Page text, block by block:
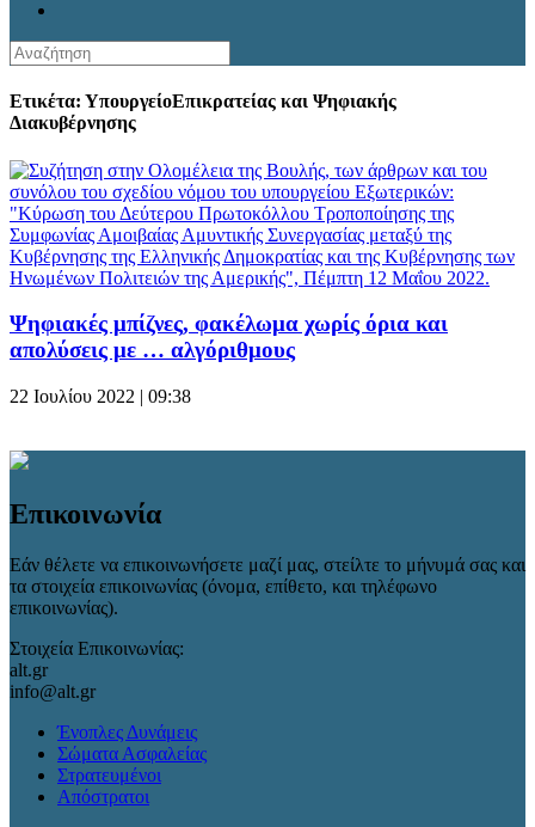
Ετικέτα: ΥπουργείοΕπικρατείας και Ψηφιακής
Διακυβέρνησης
Ψηφιακές μπίζνες, φακέλωμα χωρίς όρια και
απολύσεις με … αλγόριθμους
22 Ιουλίου 2022 | 09:38
Επικοινωνία
Εάν θέλετε να επικοινωνήσετε μαζί μας, στείλτε το μήνυμά σας και
τα στοιχεία επικοινωνίας (όνομα, επίθετο, και τηλέφωνο
επικοινωνίας).
Στοιχεία Επικοινωνίας:
alt.gr
info@alt.gr
Ένοπλες Δυνάμεις
Σώματα Ασφαλείας
Στρατευμένοι
Απόστρατοι